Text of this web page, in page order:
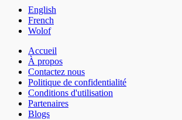
English
French
Wolof
Accueil
À propos
Contactez nous
Politique de confidentialité
Conditions d'utilisation
Partenaires
Blogs